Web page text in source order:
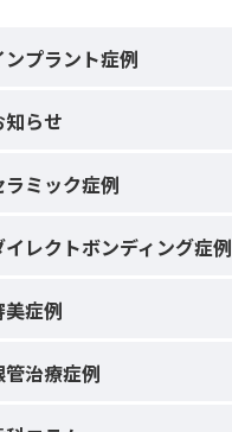
ンプラント症例
知らせ
ラミック症例
イレクトボンディング症例
美症例
管治療症例